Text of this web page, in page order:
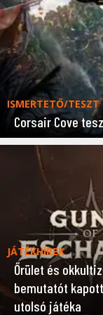
ISMERTETŐ/TESZT
Corsair Cove
JÁTÉKHÍREK
Őrület és
bemutatót
utolsó játéka